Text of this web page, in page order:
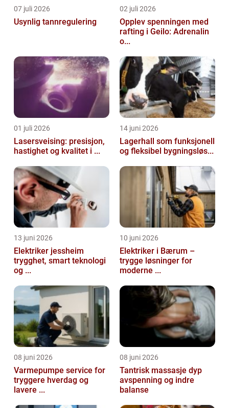
07 juli 2026
Usynlig tannregulering
02 juli 2026
Opplev spenningen med
rafting i Geilo: Adrenalin
o...
01 juli 2026
Lasersveising: presisjon,
hastighet og kvalitet i ...
14 juni 2026
Lagerhall som funksjonell
og fleksibel bygningsløs...
13 juni 2026
Elektriker jessheim
trygghet, smart teknologi
og ...
10 juni 2026
Elektriker i Bærum –
trygge løsninger for
moderne ...
08 juni 2026
Varmepumpe service for
tryggere hverdag og
lavere ...
08 juni 2026
Tantrisk massasje dyp
avspenning og indre
balanse